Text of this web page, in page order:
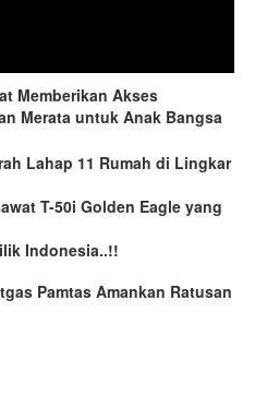
Memberikan Akses
Merata untuk Anak Bangsa
Lahap 11 Rumah di Lingkar
T-50i Golden Eagle yang
Indonesia..!!
Pamtas Amankan Ratusan